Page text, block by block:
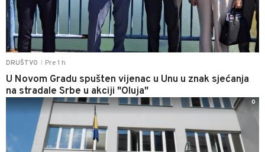
DRUŠTVO Pre 1 h
U Novom Gradu spušten vijenac u Unu u znak sjećanja
na stradale Srbe u akciji "Oluja"
0